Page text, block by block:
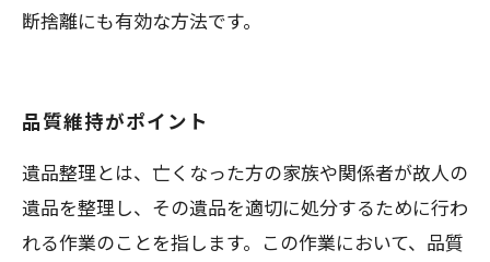
断捨離にも有効な方法です。
品質維持がポイント
遺品整理とは、亡くなった方の家族や関係者が故人の
遺品を整理し、その遺品を適切に処分するために行わ
れる作業のことを指します。この作業において、品質